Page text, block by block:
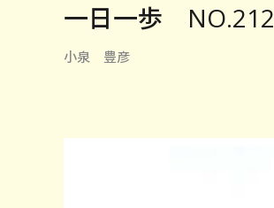
一日一歩 NO.212
小泉 豊彦